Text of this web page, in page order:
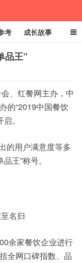
考 成长故事
品王”
、红餐网主办，中
的“2019中国餐饮
。
的用户满意度等多
王”称号。
名归
余家餐饮企业进行
全网口碑指数、品